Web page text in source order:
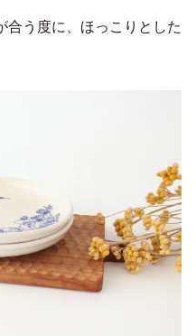
合う度に、ほっこりとした